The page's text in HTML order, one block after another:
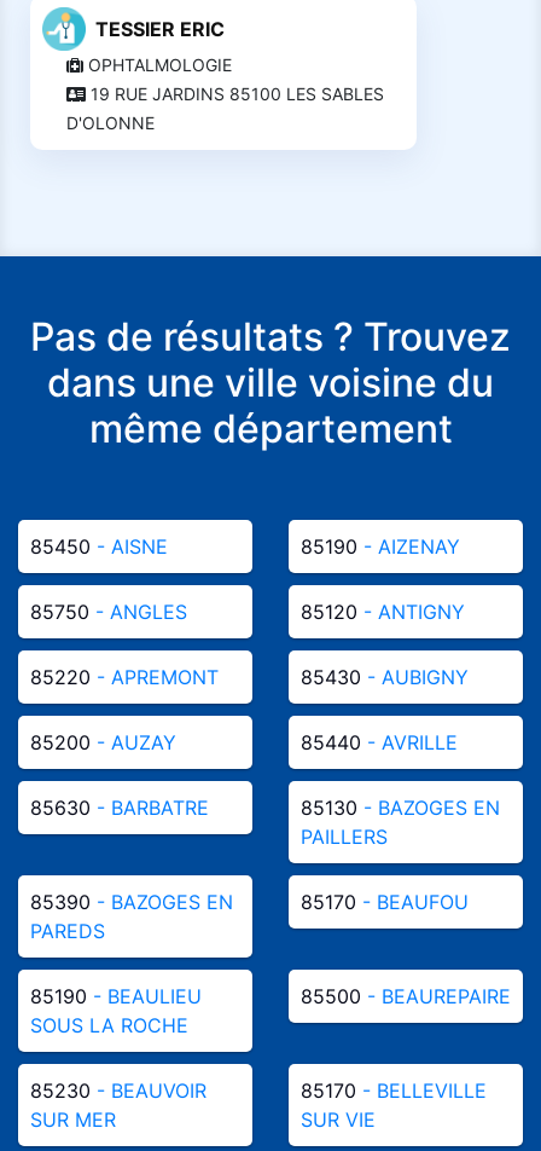
TESSIER ERIC
OPHTALMOLOGIE
19 RUE JARDINS 85100 LES SABLES
D'OLONNE
Pas de résultats ? Trouvez
dans une ville voisine du
même département
85450 - AISNE 85190 - AIZENAY
85750 - ANGLES 85120 - ANTIGNY
85220 - APREMONT 85430 - AUBIGNY
85200 - AUZAY 85440 - AVRILLE
85630 - BARBATRE 85130 - BAZOGES EN
PAILLERS
85390 - BAZOGES EN
PAREDS
85170 - BEAUFOU
85190 - BEAULIEU
SOUS LA ROCHE
85500 - BEAUREPAIRE
85230 - BEAUVOIR
SUR MER
85170 - BELLEVILLE
SUR VIE